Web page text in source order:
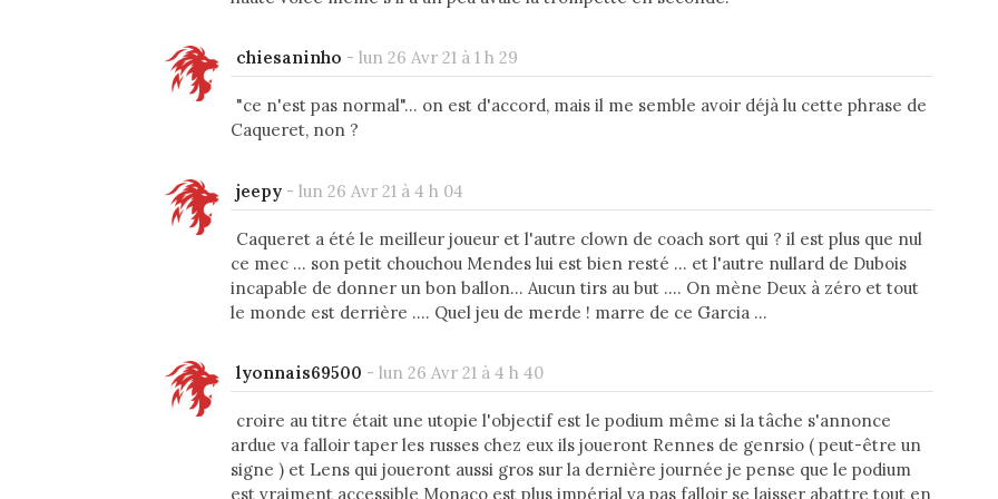
chiesaninho - lun 26 Avr 21 à 1 h 29
"ce n'est pas normal"... on est d'accord, mais il me semble avoir déjà lu cette phrase de
Caqueret, non ?
jeepy - lun 26 Avr 21 à 4 h 04
Caqueret a été le meilleur joueur et l'autre clown de coach sort qui ? il est plus que nul
ce mec ... son petit chouchou Mendes lui est bien resté ... et l'autre nullard de Dubois
incapable de donner un bon ballon... Aucun tirs au but .... On mène Deux à zéro et tout
le monde est derrière .... Quel jeu de merde ! marre de ce Garcia ...
lyonnais69500 - lun 26 Avr 21 à 4 h 40
croire au titre était une utopie l'objectif est le podium même si la tâche s'annonce
ardue va falloir taper les russes chez eux ils joueront Rennes de genrsio ( peut-être un
signe ) et Lens qui joueront aussi gros sur la dernière journée je pense que le podium
est vraiment accessible Monaco est plus impérial va pas falloir se laisser abattre tout en